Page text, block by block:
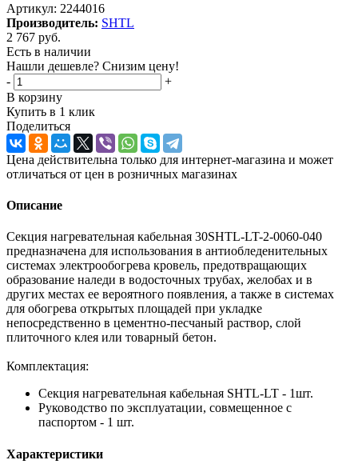
Артикул: 2244016
Производитель: SHTL
2 767 руб.
Есть в наличии
Нашли дешевле? Снизим цену!
-
+
В корзину
Купить в 1 клик
Поделиться
Цена действительна только для интернет-магазина и может
отличаться от цен в розничных магазинах
Описание
Секция нагревательная кабельная 30SHTL-LT-2-0060-040
предназначена для использования в антиобледенительных
системах электрообогрева кровель, предотвращающих
образование наледи в водосточных трубах, желобах и в
других местах ее вероятного появления, а также в системах
для обогрева открытых площадей при укладке
непосредственно в цементно-песчаный раствор, слой
плиточного клея или товарный бетон.
Комплектация:
Секция нагревательная кабельная SHTL-LT - 1шт.
Руководство по эксплуатации, совмещенное с
паспортом - 1 шт.
Характеристики